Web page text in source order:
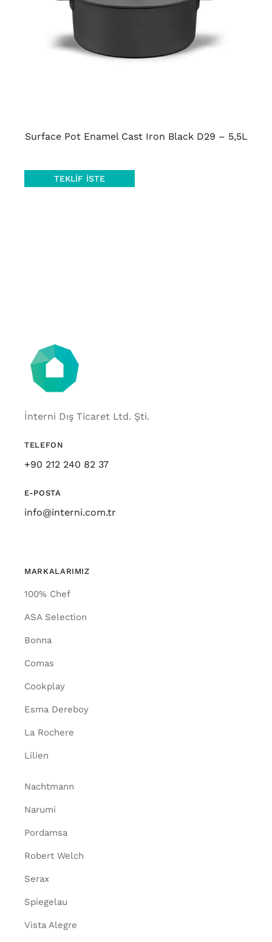
Surface Pot Enamel Cast Iron Black D29 – 5,5L
TEKLIF İSTE
İnterni Dış Ticaret Ltd. Şti.
TELEFON
+90 212 240 82 37
E-POSTA
info@interni.com.tr
MARKALARIMIZ
100% Chef
ASA Selection
Bonna
Comas
Cookplay
Esma Dereboy
La Rochere
Lilien
Nachtmann
Narumi
Pordamsa
Robert Welch
Serax
Spiegelau
Vista Alegre